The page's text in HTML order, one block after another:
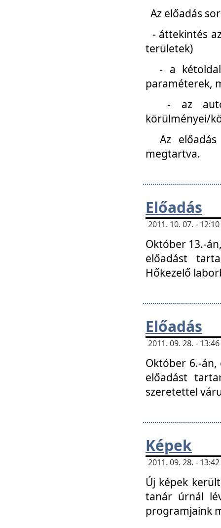
Az előadás
- áttekintés
területek)
- a kétoldali
paraméterek,
- az
körülményei/
Az
megtartva.
Előadás
2011. 10. 07. -
Október 13.-
előadást
Hőkezelő
Előadás
2011. 09. 28. -
Október 6.-
előadást
szeretettel
Képek
2011. 09. 28. -
Új képek
tanár úrnál
programjaink